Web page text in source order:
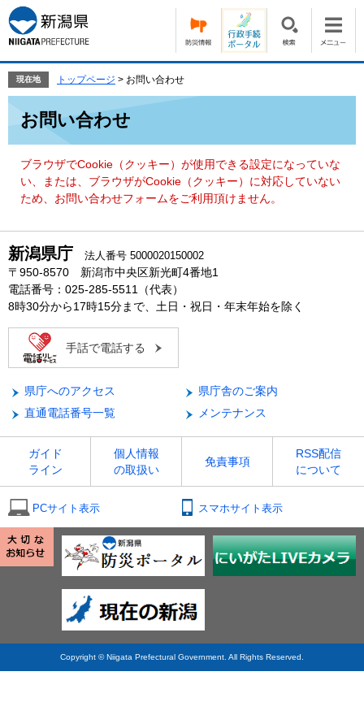
ー
ジ
の
頭
す。
ニ
ュ
ー
飛
て
現在地 トップページ > お問い合わせ
お問い合わせ
ブラウザでCookie（クッキー）が使用できる設定になっていな
い、または、ブラウザがCookie（クッキー）に対応していない
ため、お問い合わせフォームをご利用頂けません。
新潟県庁 法人番号 5000020150002
〒950-8570 新潟市中央区新光町4番地1
電話番号：025-285-5511（代表）
8時30分から17時15分まで、土日・祝日・年末年始を除く
手話で電話する
県庁へのアクセス
県庁舎のご案内
直通電話番号一覧
メンテナンス
ガイド
ライン
個人情報
の取扱い
免責事項
RSS配信
について
PCサイト表示 スマホサイト表示
Copyright © Niigata Prefectural Government. All Rights Reserved.